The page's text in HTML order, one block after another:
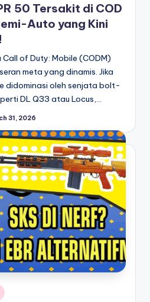
50 Tersakit di COD
Auto yang Kini
of Duty: Mobile (CODM)
meta yang dinamis. Jika
didominasi oleh senjata bolt-
DL Q33 atau Locus,…
31, 2026